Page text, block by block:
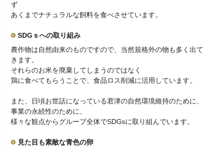
ず
あくまでナチュラルな飼料を食べさせています。
SDGｓへの取り組み
農作物は自然由来のものですので、当然規格外の物も多く出て
きます。
それらのお米を廃棄してしまうのではなく
鶏に食べてもらうことで、食品ロス削減に活用しています。
また、日頃お世話になっている君津の自然環境維持のために、
事業の永続性のために、
様々な観点からグループ全体でSDGsに取り組んでいます。
見た目も素敵な青色の卵